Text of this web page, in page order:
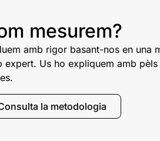
mesurem?
amb rigor basant-nos en una
expert. Us ho expliquem amb
la metodologia